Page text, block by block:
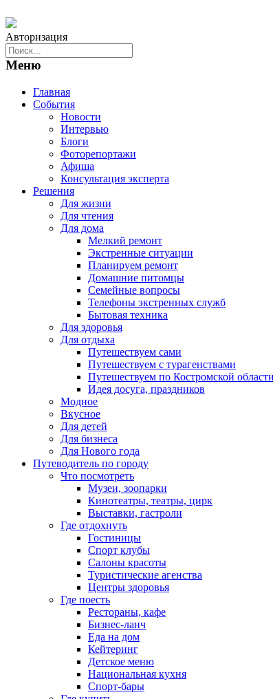
Авторизация
Меню
Главная
События
Новости
Интервью
Блоги
Фоторепортажи
Афиша
Консультация эксперта
Решения
Для жизни
Для чтения
Для дома
Мелкий ремонт
Экстренные ситуации
Планируем ремонт
Домашние питомцы
Семейные вопросы
Телефоны экстренных служб
Бытовая техника
Для здоровья
Для отдыха
Путешествуем сами
Путешествуем с турагенствами
Путешествуем по Костромской области
Идея досуга, праздников
Модное
Вкусное
Для детей
Для бизнеса
Для Нового года
Путеводитель по городу
Что посмотреть
Музеи, зоопарки
Кинотеатры, театры, цирк
Выставки, гастроли
Где отдохнуть
Гостиницы
Спорт клубы
Салоны красоты
Туристические агенства
Центры здоровья
Где поесть
Рестораны, кафе
Бизнес-ланч
Еда на дом
Кейтеринг
Детское меню
Национальная кухня
Спорт-бары